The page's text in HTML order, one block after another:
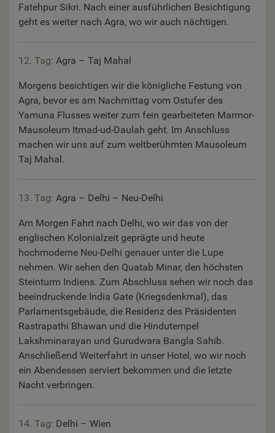
Fatehpur Sikri. Nach einer ausführlichen Besichtigung
geht es weiter nach Agra, wo wir auch nächtigen.
12. Tag: Agra – Taj Mahal
Morgens besichtigen wir die königliche Festung von
Agra, bevor es am Nachmittag vom Ostufer des
Yamuna Flusses weiter zum fein gearbeiteten Marmor-
Mausoleum Itmad-ud-Daulah geht. Im Anschluss
machen wir uns auf zum weltberühmten Mausoleum
Taj Mahal.
13. Tag: Agra – Delhi – Neu-Delhi
Am Morgen Fahrt nach Delhi, wo wir das von der
englischen Kolonialzeit geprägte und heute
hochmoderne Neu-Delhi genauer unter die Lupe
nehmen. Wir sehen den Quatab Minar, den höchsten
Steinturm Indiens. Zum Abschluss sehen wir noch das
beeindruckende India Gate (Kriegsdenkmal), das
Parlamentsgebäude, die Residenz des Präsidenten
Rastrapathi Bhawan und die Hindutempel
Lakshminarayan und Gurudwara Bangla Sahib.
Anschließend Weiterfahrt in unser Hotel, wo wir noch
ein Abendessen serviert bekommen und die letzte
Nacht verbringen.
14. Tag: Delhi – Wien